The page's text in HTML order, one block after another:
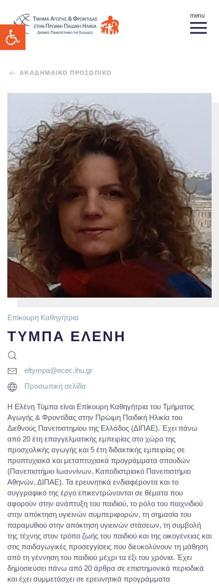
Ανοίξτε τη γραμμή εργαλείων
ΑΚΑΔΗΜΑΙΚΟ ΠΡΟΣΩΠΙΚΟ
Επίκουρη Καθηγήτρια
ΤΥΜΠΑ ΕΛΕΝΗ
eltympa@ecec.ihu.gr
Προσωπική σελίδα
Η Ελένη Τύμπα είναι Επίκουρη Καθηγήτρια του Τμήματος
Αγωγής & Φροντίδας στην Πρώιμη Παιδική Ηλικία του
Διεθνούς Πανεπιστημίου της Ελλάδος (ΔΙΠΑΕ). Έχει πάνω
από 20 έτη επαγγελματικής εμπειρίας στο χώρο της
προσχολικής αγωγής και 5 έτη διδακτικής εμπειρίας σε
προπτυχιακά και μεταπτυχιακά προγράμματα σπουδών
(Πανεπιστήμιο Ιωαννίνων, Καποδιστριακό Πανεπιστήμιο
Αθηνών, ΔΙΠΑΕ). Τα ερευνητικά ενδιαφέροντα και το
συγγραφικό της έργο επικεντρώνονται σε θέματα που
αφορούν στην ανάπτυξη του παιδιού, το ρόλο του παιχνιδιού
στην απόκτηση υγιεινών συμπεριφορών, τη σημασία του
παραμυθιού στην απόκτηση υγιεινών στάσεων, τη συμβολή
της τέχνης στον τρόπο ζωής του παιδιού και της οικογένειας και
στις παιδαγωγικές προσεγγίσεις που διευκολύνουν τη μάθηση
από τη γέννηση του παιδιού μέχρι τα έξι του χρόνια. Έχει
δημοσιεύσει πάνω από 20 άρθρα σε επιστημονικά περιοδικά
και έχει συμμετάσχει σε ερευνητικά προγράμματα